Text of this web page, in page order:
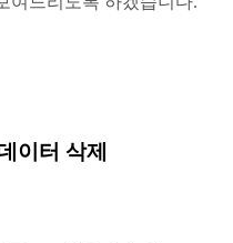
이터 삭제